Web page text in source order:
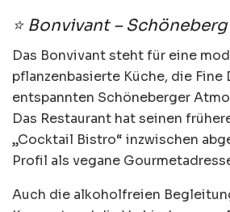
⭐ Bonvivant – Schöneberg
Das Bonvivant steht für eine
pflanzenbasierte Küche, die
entspannten Schöneberger
Das Restaurant hat seinen
„Cocktail Bistro“ inzwischen
Profil als vegane
Auch die alkoholfreien